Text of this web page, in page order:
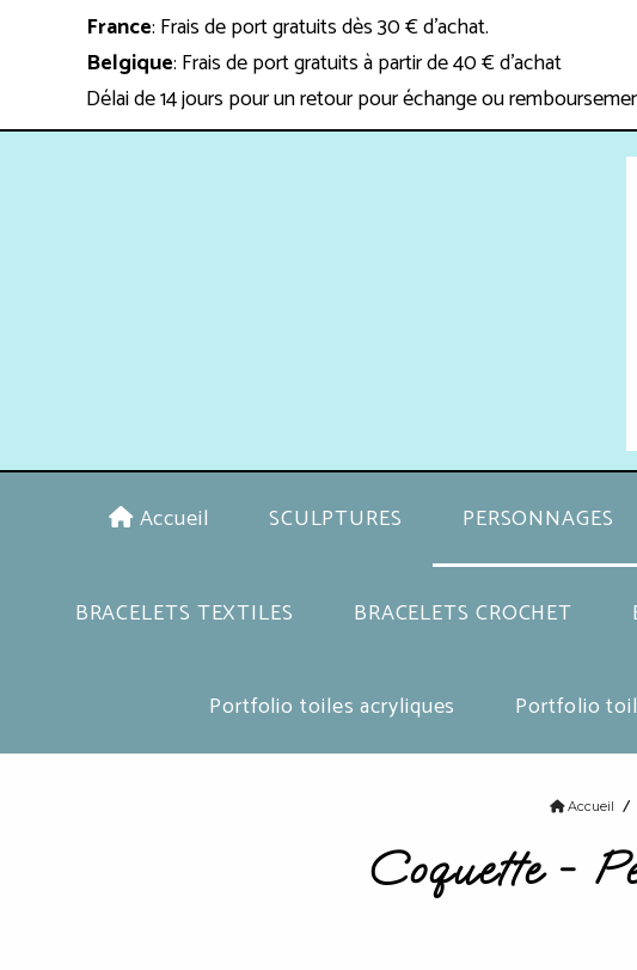
France: Frais de port gratuits dès 30 € d'achat.
Belgique: Frais de port gratuits à partir de 40 € d'achat
Délai de 14 jours pour un retour pour échange ou
Accueil SCULPTURES PERSONNAGES
BRACELETS TEXTILES BRACELETS CROCHET
Portfolio toiles acryliques Portfolio
Accueil
Coquette -